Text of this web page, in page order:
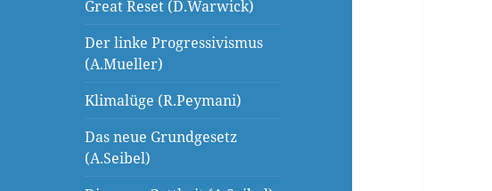
Great Reset (D.Warwick)
Der linke Progressivismus
(A.Mueller)
Klimalüge (R.Peymani)
Das neue Grundgesetz
(A.Seibel)